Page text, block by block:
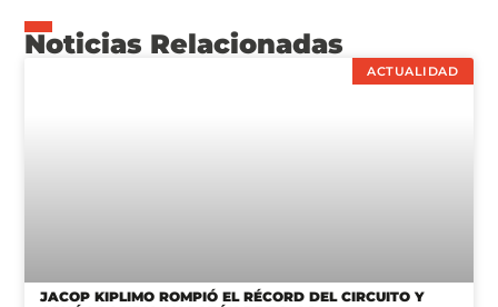
Noticias Relacionadas
ACTUALIDAD
JACOP KIPLIMO ROMPIÓ EL RÉCORD DEL CIRCUITO Y